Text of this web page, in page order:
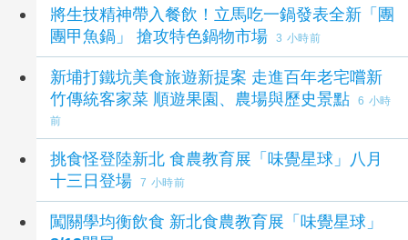
將生技精神帶入餐飲！立馬吃一鍋發表全新「團
團甲魚鍋」 搶攻特色鍋物市場
3 小時前
新埔打鐵坑美食旅遊新提案 走進百年老宅嚐新
竹傳統客家菜 順遊果園、農場與歷史景點
6 小時
前
挑食怪登陸新北 食農教育展「味覺星球」八月
十三日登場
7 小時前
闖關學均衡飲食 新北食農教育展「味覺星球」